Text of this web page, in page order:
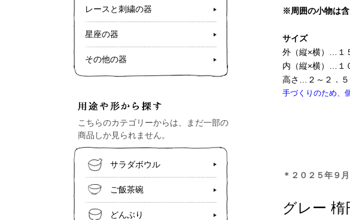
※周囲の小物は含
サイズ
外（縦×横）…１
内（縦×横）…１
高さ…２～２．５
手づくりのため、
＊２０２５年９
グレー 楕
レースと刺繍の器
星座の器
その他の器
こちらのカテゴリーからは、まだ一部の
商品しか見られません。
サラダボウル
ご飯茶碗
どんぶり